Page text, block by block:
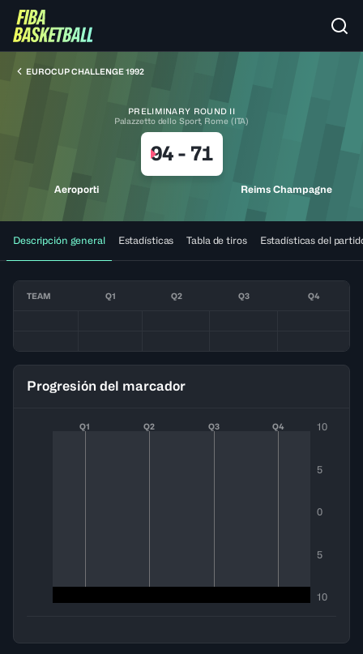
EUROCUP CHALLENGE 1992
PRELIMINARY ROUND II
Palazzetto dello Sport, Rome (ITA)
Aeroporti
94- 71
Reims Champagne
Descripción general Estadísticas Tabla de tiros Estadísticas del
TEAM Q1 Q2 Q3 Q4
Progresión del marcador
Q1 Q2 Q3 Q4 10
5
0
5
10